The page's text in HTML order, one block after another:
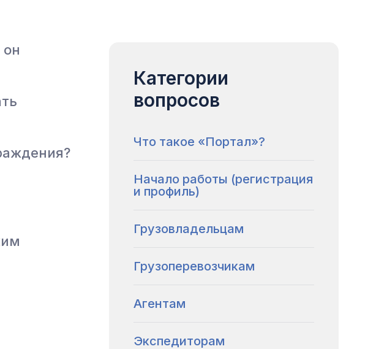
Категории
вопросов
Что такое «Портал»?
Начало работы (регистрация
и профиль)
Грузовладельцам
Грузоперевозчикам
Агентам
Экспедиторам